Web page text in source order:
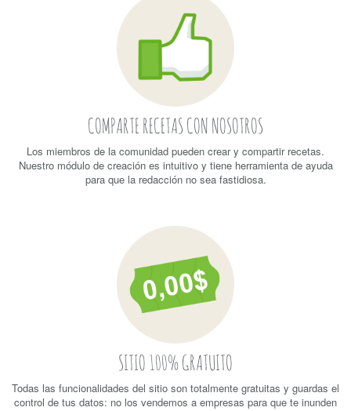
COMPARTE RECETAS CON NOSOTROS
Los miembros de la comunidad pueden crear y compartir recetas.
Nuestro módulo de creación es intuitivo y tiene herramienta de ayuda
para que la redacción no sea fastidiosa.
SITIO 100% GRATUITO
Todas las funcionalidades del sitio son totalmente gratuitas y guardas el
control de tus datos: no los vendemos a empresas para que te inunden